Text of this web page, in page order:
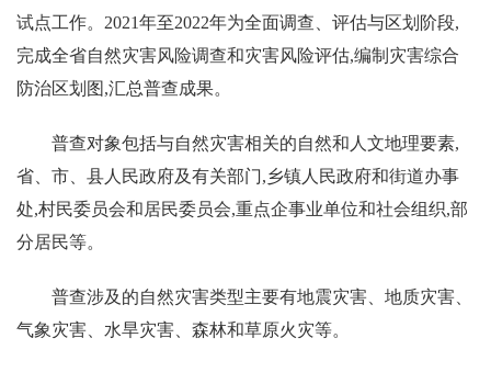
试点工作。2021年至2022年为全面调查、评估与区划阶段,
完成全省自然灾害风险调查和灾害风险评估,编制灾害综合
防治区划图,汇总普查成果。
普查对象包括与自然灾害相关的自然和人文地理要素,
省、市、县人民政府及有关部门,乡镇人民政府和街道办事
处,村民委员会和居民委员会,重点企事业单位和社会组织,部
分居民等。
普查涉及的自然灾害类型主要有地震灾害、地质灾害、
气象灾害、水旱灾害、森林和草原火灾等。